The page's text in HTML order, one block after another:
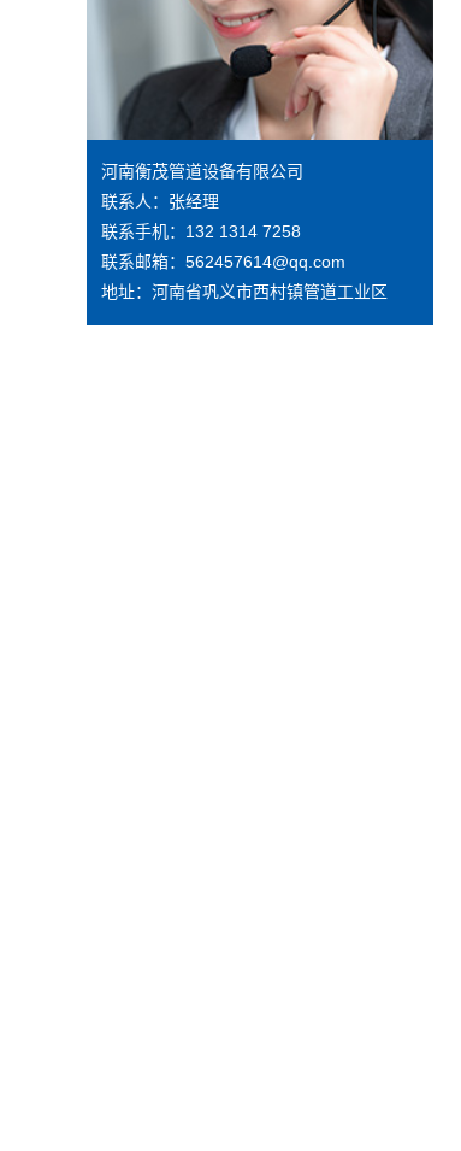
河南衡茂管道设备有限公司
联系人：张经理
联系手机：132 1314 7258
联系邮箱：562457614@qq.com
地址：河南省巩义市西村镇管道工业区